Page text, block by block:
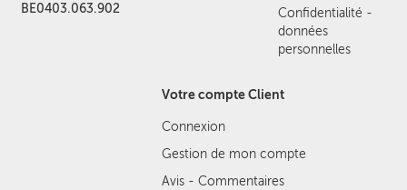
BE0403.063.902
Confidentialité -
données
personnelles
Votre compte Client
Connexion
Gestion de mon compte
Avis - Commentaires